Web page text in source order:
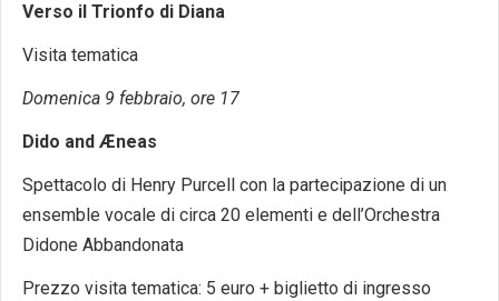
Verso il Trionfo di Diana
Visita tematica
Domenica 9 febbraio, ore 17
Dido and Æneas
Spettacolo di Henry Purcell con la partecipazione di un
ensemble vocale di circa 20 elementi e dell’Orchestra
Didone Abbandonata
Prezzo visita tematica: 5 euro + biglietto di ingresso